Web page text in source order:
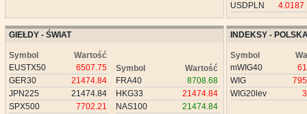
USDPLN
4.0187
GIEŁDY - ŚWIAT
Symbol
Wartość
EUSTX50
6507.75
GER30
21474.84
JPN225
21474.84
SPX500
7702.21
Symbol
Wartość
FRA40
8708.68
HKG33
21474.84
NAS100
21474.84
INDEKSY -
Symbol
mWIG40
WIG
WIG20lev